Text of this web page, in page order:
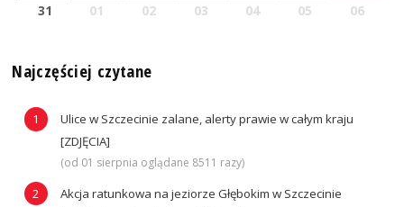
31 01 02 03 04 05 06
Najczęściej czytane
Ulice w Szczecinie zalane, alerty prawie w całym kraju
[ZDJĘCIA]
(od 01 sierpnia oglądane 8511 razy)
Akcja ratunkowa na jeziorze Głębokim w Szczecinie